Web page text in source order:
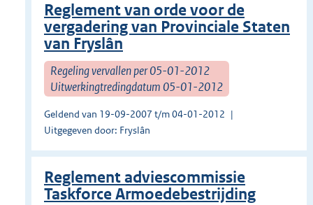
Reglement van orde voor de
vergadering van Provinciale Staten
van Fryslân
Regeling vervallen per 05-01-2012
Uitwerkingtredingdatum 05-01-2012
Geldend van 19-09-2007 t/m 04-01-2012
Uitgegeven door: Fryslân
Reglement adviescommissie
Taskforce Armoedebestrijding